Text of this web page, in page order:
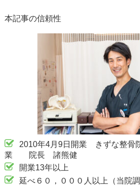
本記事の信頼性
2010年4月9日開業 きずな整骨
業 院長 諸熊健
開業13年以上
延べ６０，０００人以上（当院